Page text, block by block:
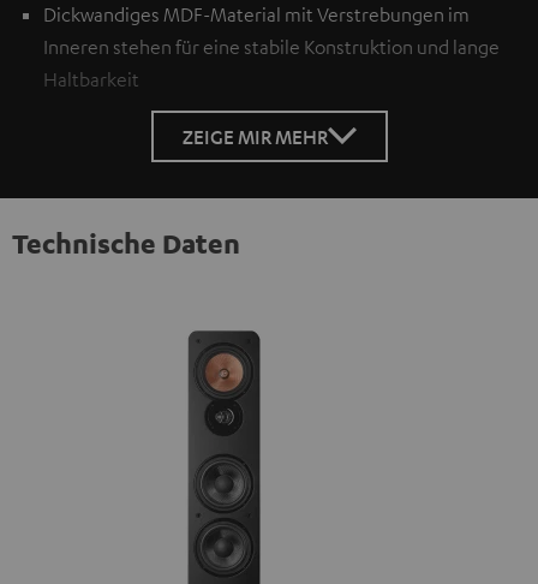
Dickwandiges MDF-Material mit Verstrebungen im
Inneren stehen für eine stabile Konstruktion und lange
Haltbarkeit
ZEIGE MIR MEHR
Technische Daten